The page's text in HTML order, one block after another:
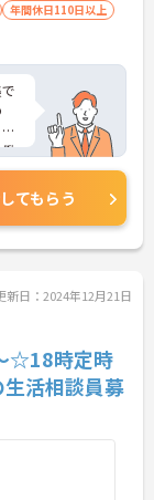
年間休日110日以上
てもらう
新日：2024年12月21日
☆18時定時
活相談員募